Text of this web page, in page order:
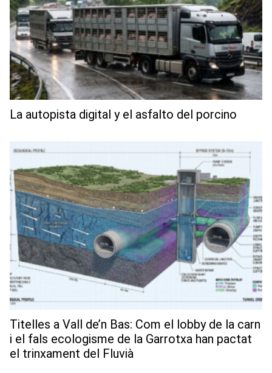
La autopista digital y el asfalto del porcino
Titelles a Vall de’n Bas: Com el lobby de la carn
i el fals ecologisme de la Garrotxa han pactat
el trinxament del Fluvià